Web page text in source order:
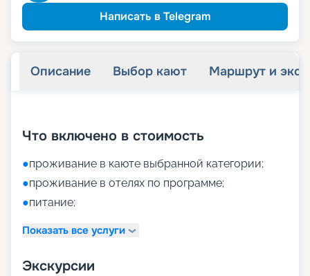
Написать в Telegram
Описание Выбор кают Маршрут и
Что включено в стоимость
●проживание в каюте выбранной категории;
●проживание в отелях по программе;
●питание;
Показать все услуги
Экскурсии